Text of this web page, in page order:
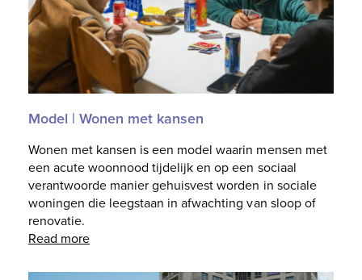
Model | Wonen met kansen
Wonen met kansen is een model waarin mensen met
een acute woonnood tijdelijk en op een sociaal
verantwoorde manier gehuisvest worden in sociale
woningen die leegstaan in afwachting van sloop of
renovatie.
Read more